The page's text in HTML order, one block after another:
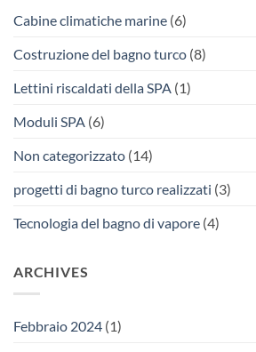
Cabine climatiche marine (6)
Costruzione del bagno turco (8)
Lettini riscaldati della SPA (1)
Moduli SPA (6)
Non categorizzato (14)
progetti di bagno turco realizzati (3)
Tecnologia del bagno di vapore (4)
ARCHIVES
Febbraio 2024 (1)